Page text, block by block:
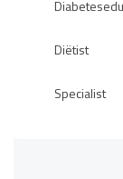
Diëtist
Specialist